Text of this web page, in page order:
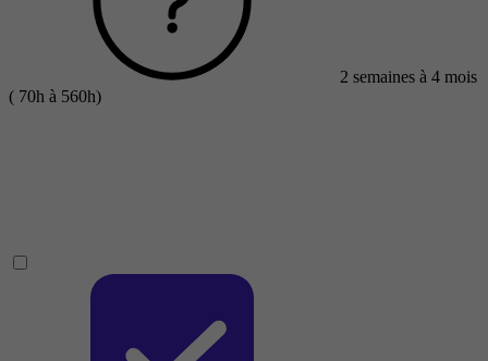
2 semaines à 4 mois
( 70h à 560h)